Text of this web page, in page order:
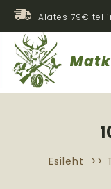
Alates 79€
Esileht >>